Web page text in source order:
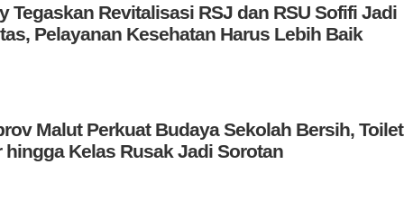
Tegaskan Revitalisasi RSJ dan RSU Sofifi Jadi
Pelayanan Kesehatan Harus Lebih Baik
Malut Perkuat Budaya Sekolah Bersih, Toilet
hingga Kelas Rusak Jadi Sorotan